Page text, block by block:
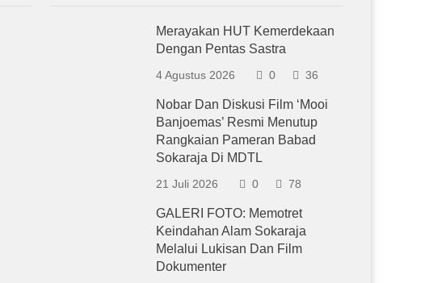
Merayakan HUT Kemerdekaan
Dengan Pentas Sastra
4 Agustus 2026 0 36
Nobar Dan Diskusi Film ‘Mooi
Banjoemas’ Resmi Menutup
Rangkaian Pameran Babad
Sokaraja Di MDTL
21 Juli 2026 0 78
GALERI FOTO: Memotret
Keindahan Alam Sokaraja
Melalui Lukisan Dan Film
Dokumenter